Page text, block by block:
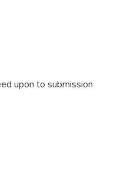
upon to submission